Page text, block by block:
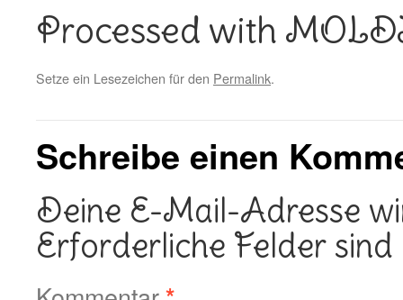
Processed with
Setze ein Lesezeichen für den Permalink.
Schreibe einen
Deine E-Mail-Adresse
Erforderliche Felder